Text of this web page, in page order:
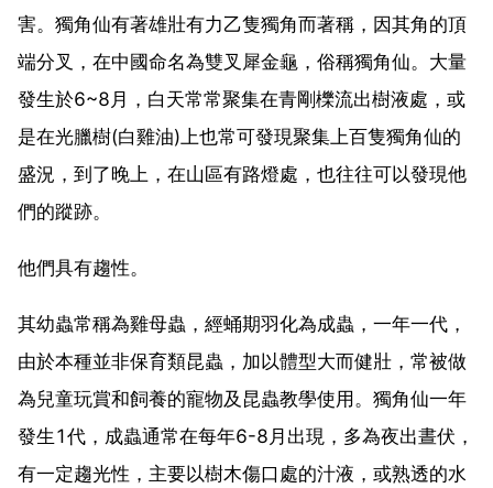
害。獨角仙有著雄壯有力乙隻獨角而著稱，因其角的頂
端分叉，在中國命名為雙叉犀金龜，俗稱獨角仙。大量
發生於6~8月，白天常常聚集在青剛櫟流出樹液處，或
是在光臘樹(白雞油)上也常可發現聚集上百隻獨角仙的
盛況，到了晚上，在山區有路燈處，也往往可以發現他
們的蹤跡。
他們具有趨性。
其幼蟲常稱為雞母蟲，經蛹期羽化為成蟲，一年一代，
由於本種並非保育類昆蟲，加以體型大而健壯，常被做
為兒童玩賞和飼養的寵物及昆蟲教學使用。獨角仙一年
發生1代，成蟲通常在每年6-8月出現，多為夜出晝伏，
有一定趨光性，主要以樹木傷口處的汁液，或熟透的水